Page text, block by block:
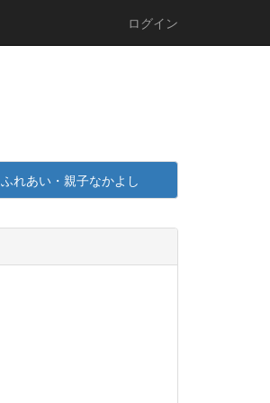
ログイン
ふれあい・親子なかよし